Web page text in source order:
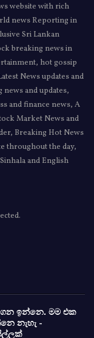
website with rich
news Reporting in
Sri Lankan
breaking news in
hot gossip
News updates and
and updates,
and finance news, A
Market News and
Breaking Hot News
throughout the day,
and English
ඉන්නෙ. මම එක
නැහැ -